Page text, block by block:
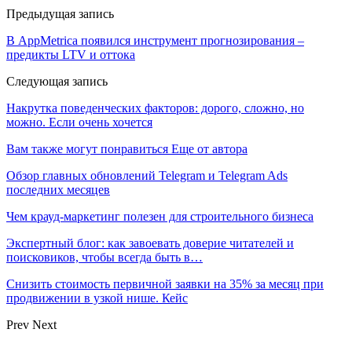
Предыдущая запись
В AppMetrica появился инструмент прогнозирования –
предикты LTV и оттока
Следующая запись
Накрутка поведенческих факторов: дорого, сложно, но
можно. Если очень хочется
Вам также могут понравиться Еще от автора
Обзор главных обновлений Telegram и Telegram Ads
последних месяцев
Чем крауд-маркетинг полезен для строительного бизнеса
Экспертный блог: как завоевать доверие читателей и
поисковиков, чтобы всегда быть в…
Снизить стоимость первичной заявки на 35% за месяц при
продвижении в узкой нише. Кейс
Prev Next